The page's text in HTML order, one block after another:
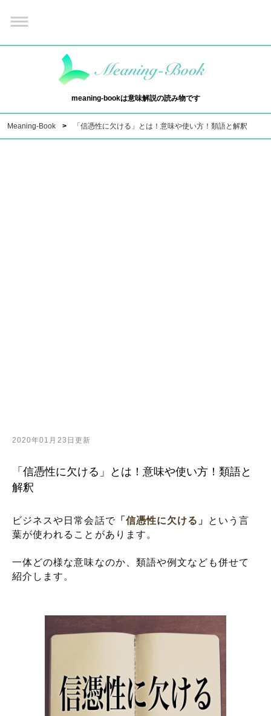
meaning-bookは意味解説の読み物です
Meaning-Book 「信憑性に欠ける」とは！意味や使い方！類語と解釈
2020年01月23日更新
「信憑性に欠ける」とは！意味や使い方！類語と
解釈
ビジネスや日常会話で「信憑性に欠ける」
という言
葉が使われることがあります。
一体どの様な意味なのか、類語や例文なども併せて
紹介します。